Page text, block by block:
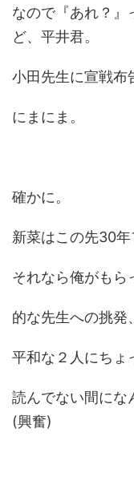
なので『あれ？』
ど、平井君。
小田先生に宣戦布
にまにま。
確かに。
新菜はこの先30年
それなら俺がも
的な先生への挑発
平和な２人にちょ
読んでない間にな
(興奮)